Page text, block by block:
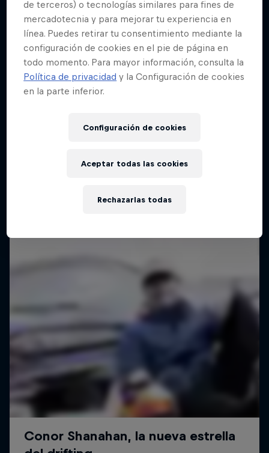
El Red Bull Shay' iMoto en fotos
de terceros) o tecnologías similares para fines de
mercadotecnia y para mejorar tu experiencia en
línea. Puedes retirar tu consentimiento mediante la
configuración de cookies en el pie de página en
todo momento. Para mayor información, consulta la
Política de privacidad y la Configuración de cookies
en la parte inferior.
Configuración de cookies
Rechazarlas todas
Aceptar todas las cookies